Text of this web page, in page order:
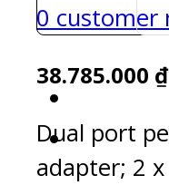
0 customer
38.785.000 ₫
Dual port
adapter; 2 x